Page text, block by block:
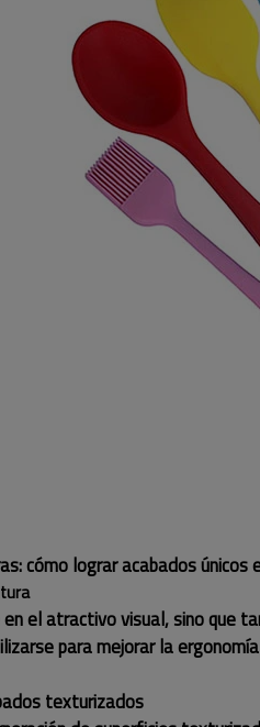
cómo lograr acabados únicos
el atractivo visual, sino que
para mejorar la
texturizados